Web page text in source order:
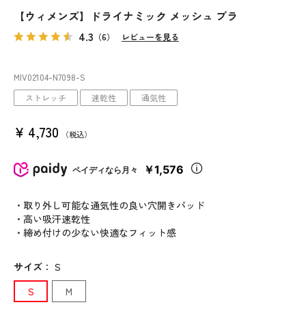
【ウィメンズ】ドライナミック メッシュ ブラ
4.3 （6） レビューを見る
MIV02104-N7098-S
ストレッチ
速乾性 通気性
¥ 4,730 税込
ペイディなら月々 ￥1,576
・取り外し可能な通気性の良い穴開きパッド
・高い吸汗速乾性
・締め付けの少ない快適なフィット感
サイズ ： S
S
M